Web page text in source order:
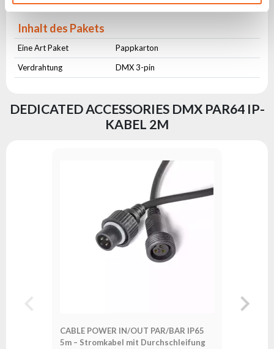
Inhalt des Pakets
Eine Art Paket
Pappkarton
Verdrahtung
DMX 3-pin
DEDICATED ACCESSORIES DMX PAR64 IP-
KABEL 2M
CABLE POWER IN/OUT PAR/BAR IP65
5m – Stromkabel mit Durchschleifung